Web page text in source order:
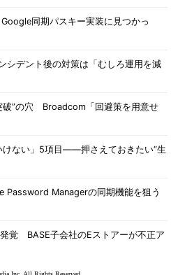
同期パスキー実装に見つかっ
シデント後の対策は「むしろ運用を減
破”の穴 Broadcom「回避策を用意せ
けない」5項目――押さえておきたい“生
Managerの同期機能を狙う
覚 BASE子会社のEストアーが不正ア